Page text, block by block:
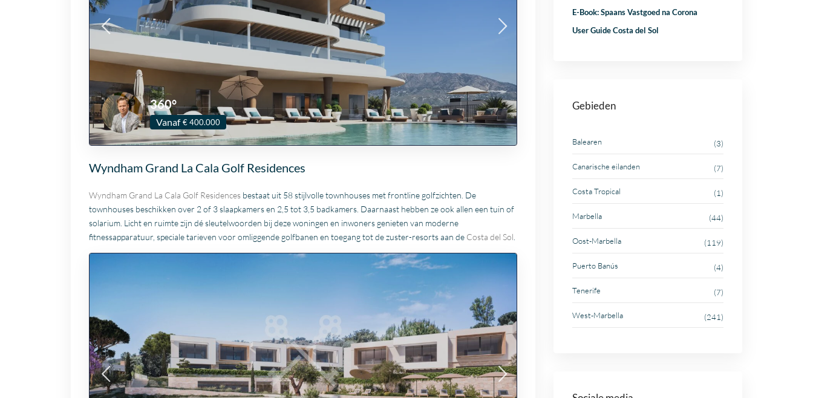
360°
Vanaf € 400.000
Wyndham Grand La Cala Golf Residences
Wyndham Grand La Cala Golf Residences bestaat uit 58 stijlvolle townhouses met frontline golfzichten. De
townhouses beschikken over 2 of 3 slaapkamers en 2,5 tot 3,5 badkamers. Daarnaast hebben ze ook allen een tuin of
solarium. Licht en ruimte zijn dé sleutelwoorden bij deze woningen en inwoners genieten van moderne
fitnessapparatuur, speciale tarieven voor omliggende golfbanen en toegang tot de zuster-resorts aan de Costa del Sol
E-Book: Spaans Vastgoed na Corona
User Guide Costa del Sol
Gebieden
Balearen (3)
Canarische eilanden (7)
Costa Tropical (1)
Marbella (44)
Oost-Marbella (119)
Puerto Banús (4)
Tenerife (7)
West-Marbella (241)